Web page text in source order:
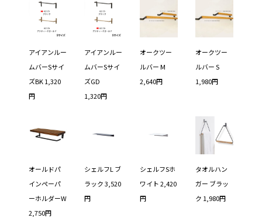
アイアンルー
ムバーSサイ
ズBK 1,320
円
アイアンルー
ムバーSサイ
ズGD
1,320円
オークツー
ルバー M
2,640円
オークツー
ルバー S
1,980円
オールドパ
インペーパ
ーホルダーW
2,750円
シェルフL ブ
ラック 3,520
円
シェルフSホ
ワイト 2,420
円
タオルハン
ガー ブラッ
ク 1,980円